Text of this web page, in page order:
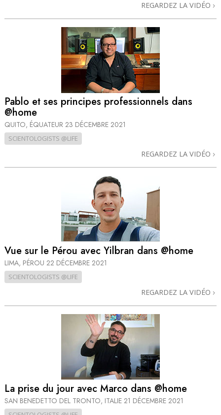
REGARDEZ LA VIDÉO
Pablo et ses principes professionnels dans
@home
QUITO, ÉQUATEUR 23 DÉCEMBRE 2021
SCIENTOLOGISTS @LIFE
REGARDEZ LA VIDÉO
Vue sur le Pérou avec Yilbran dans @home
LIMA, PÉROU 22 DÉCEMBRE 2021
SCIENTOLOGISTS @LIFE
REGARDEZ LA VIDÉO
La prise du jour avec Marco dans @home
SAN BENEDETTO DEL TRONTO, ITALIE 21 DÉCEMBRE 2021